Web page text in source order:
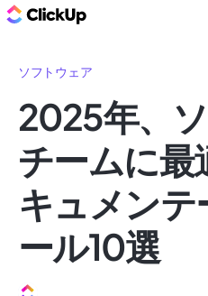
ソフトウェア
2025年、
チームに最
キュメン
ール10選